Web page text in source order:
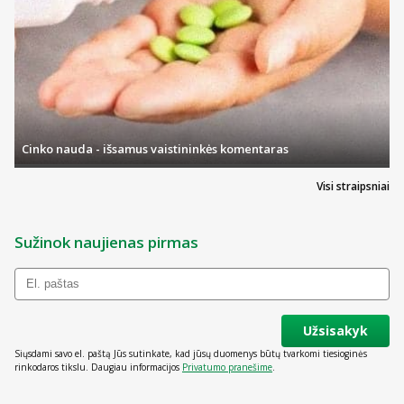
Visi straipsniai
Cinko nauda - išsamus vaistininkės komentaras
Sužinok naujienas pirmas
Užsisakyk
Siųsdami savo el. paštą Jūs sutinkate, kad jūsų duomenys būtų tvarkomi tiesioginės
rinkodaros tikslu. Daugiau informacijos Privatumo pranešime.